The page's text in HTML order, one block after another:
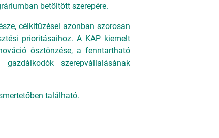
betöltött szerepére.
célkitűzései azonban szorosan
prioritásaihoz. A KAP kiemelt
ösztönzése, a fenntartható
szerepvállalásának
található.